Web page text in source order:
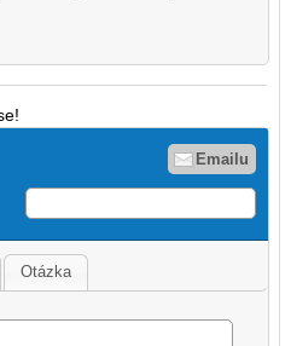
Emailu
Otázka